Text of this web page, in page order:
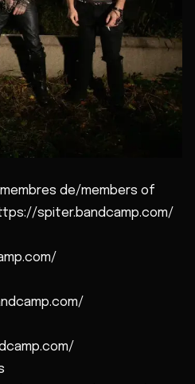
de/members of
spiter.bandcamp.com/